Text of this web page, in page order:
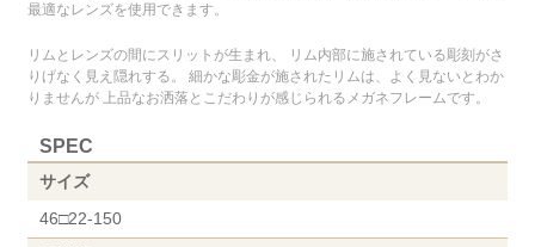
最適なレンズを使用できます。
リムとレンズの間にスリットが生まれ、 リム内部に施されている彫刻がさ
りげなく見え隠れする。 細かな彫金が施されたリムは、よく見ないとわか
りませんが 上品なお洒落とこだわりが感じられるメガネフレームです。
SPEC
サイズ
46□22-150